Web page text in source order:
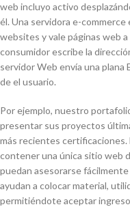
web incluyo activo
él. Una servidora e-
websites y vale páginas web
consumidor escribe la
servidor Web envía una plana
de el usuario.
Por ejemplo, nuestro
presentar sus proyectos
más recientes
contener una única sitio web
puedan asesorarse
ayudan a colocar material,
permitiéndote aceptar